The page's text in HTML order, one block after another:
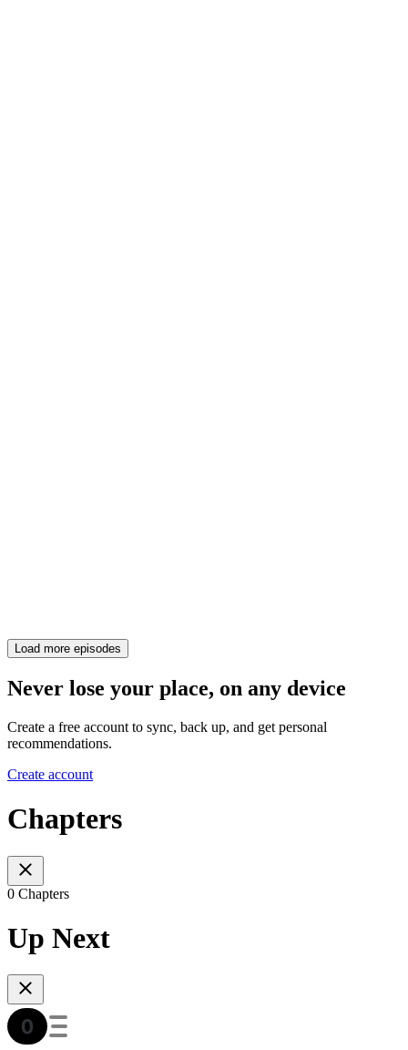
Load more episodes
Never lose your place, on any device
Create a free account to sync, back up, and get personal
recommendations.
Create account
Chapters
0 Chapters
Up Next